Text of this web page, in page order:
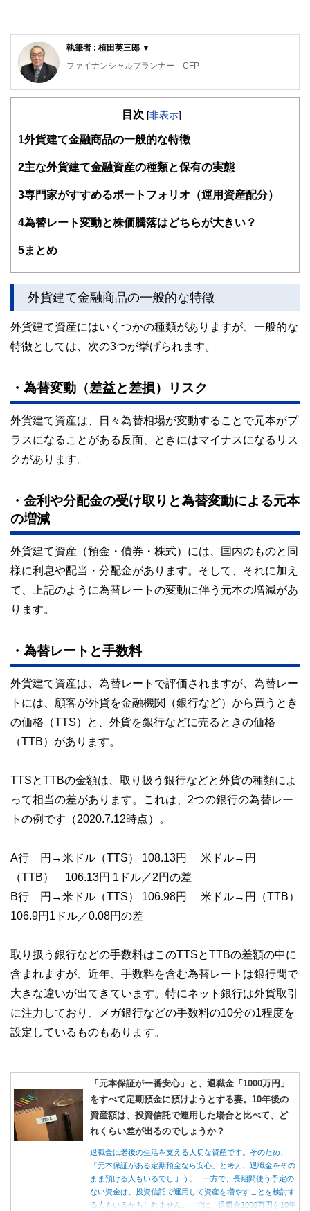
執筆者 : 植田英三郎 ▼
ファイナンシャルプランナー CFP
家電メーカーに３７年間勤務後、MBA・CFPファイナンシャ
得。大阪府立職業訓練校で非常勤講師（2018/3まで）、
の事務局長として介護施設でのボランティア活動のコーディ
目次 [非表示]
1外貨建て金融商品の一般的な特徴
2主な外貨建て金融資産の種類と保有の実態
3専門家がすすめるポートフォリオ（運用資産配分）
4為替レート変動と株価騰落はどちらが大きい？
5まとめ
外貨建て金融商品の一般的な特徴
外貨建て資産にはいくつかの種類がありますが、一般的な
特徴としては、次の3つが挙げられます。
・為替変動（差益と差損）リスク
外貨建て資産は、日々為替相場が変動することで元本がプ
ラスになることがある反面、ときにはマイナスになるリス
クがあります。
・金利や分配金の受け取りと為替変動による元本
の増減
外貨建て資産（預金・債券・株式）には、国内のものと同
様に利息や配当・分配金があります。そして、それに加え
て、上記のように為替レートの変動に伴う元本の増減があ
ります。
・為替レートと手数料
外貨建て資産は、為替レートで評価されますが、為替レー
トには、顧客が外貨を金融機関（銀行など）から買うとき
の価格（TTS）と、外貨を銀行などに売るときの価格
（TTB）があります。
TTSとTTBの金額は、取り扱う銀行などと外貨の種類によ
って相当の差があります。これは、2つの銀行の為替レー
トの例です（2020.7.12時点）。
A行 円→米ドル（TTS） 108.13円 米ドル→円
（TTB） 106.13円 1ドル／2円の差
B行 円→米ドル（TTS） 106.98円 米ドル→円（TTB）
106.9円1ドル／0.08円の差
取り扱う銀行などの手数料はこのTTSとTTBの差額の中に
含まれますが、近年、手数料を含む為替レートは銀行間で
大きな違いが出てきています。特にネット銀行は外貨取引
に注力しており、メガ銀行などの手数料の10分の1程度を
設定しているものもあります。
「元本保証が一番安心」と、退職金「1000万円」
をすべて定期預金に預けようとする妻。10年後の
資産額は、投資信託で運用した場合と比べて、ど
れくらい差が出るのでしょうか？
退職金は老後の生活を支える大切な資産です。そのため、
「元本保証がある定期預金なら安心」と考え、退職金をその
まま預ける人もいるでしょう。 一方で、長期間使う予定の
ない資金は、投資信託で運用して資産を増やすことを検討す
る人もいるかもしれません。 では、退職金1000万円を10年